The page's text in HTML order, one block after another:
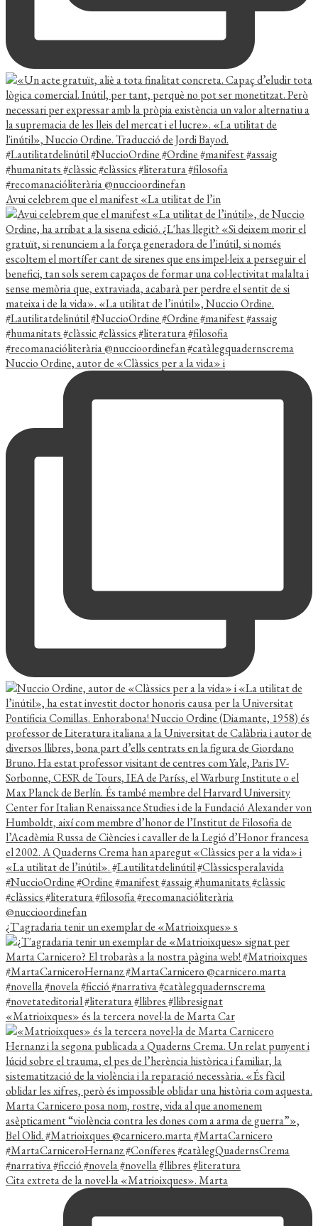
Avui celebrem que el manifest «La utilitat de l’in
Nuccio Ordine, autor de «Clàssics per a la vida» i
¿T'agradaria tenir un exemplar de «Matrioixques» s
«Matrioixques» és la tercera novel·la de Marta Car
Cita extreta de la novel·la «Matrioixques». Marta